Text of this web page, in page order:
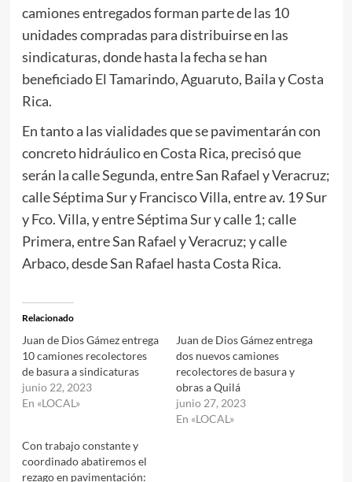
camiones entregados forman parte de las 10
unidades compradas para distribuirse en las
sindicaturas, donde hasta la fecha se han
beneficiado El Tamarindo, Aguaruto, Baila y Costa
Rica.
En tanto a las vialidades que se pavimentarán con
concreto hidráulico en Costa Rica, precisó que
serán la calle Segunda, entre San Rafael y Veracruz;
calle Séptima Sur y Francisco Villa, entre av. 19 Sur
y Fco. Villa, y entre Séptima Sur y calle 1; calle
Primera, entre San Rafael y Veracruz; y calle
Arbaco, desde San Rafael hasta Costa Rica.
Relacionado
Juan de Dios Gámez entrega
10 camiones recolectores
de basura a sindicaturas
junio 22, 2023
En «LOCAL»
Juan de Dios Gámez entrega
dos nuevos camiones
recolectores de basura y
obras a Quilá
junio 27, 2023
En «LOCAL»
Con trabajo constante y
coordinado abatiremos el
rezago en pavimentación: